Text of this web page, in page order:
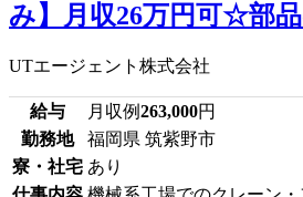
み】月収26万円可☆部
UTエージェント株式会社
給与 月収例263,000円
勤務地
福岡県 筑紫野市
寮・社宅 あり